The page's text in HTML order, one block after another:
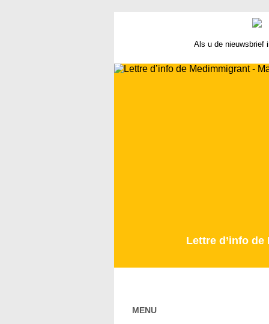
Als u de nieuwsbrief
Lettre d’info de
MENU